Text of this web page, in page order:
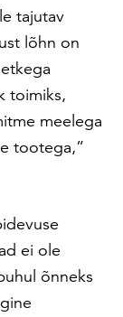
tajutav
lõhn on
toimiks,
meelega
tootega,”
ei ole
õnneks